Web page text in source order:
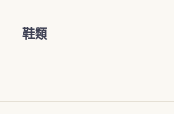
鞋類